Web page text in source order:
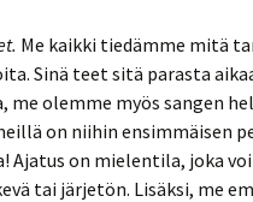
Me kaikki tiedämme mitä
Sinä teet sitä parasta
me olemme myös sangen
on niihin ensimmäisen
Ajatus on mielentila, joka
tai järjetön. Lisäksi, me